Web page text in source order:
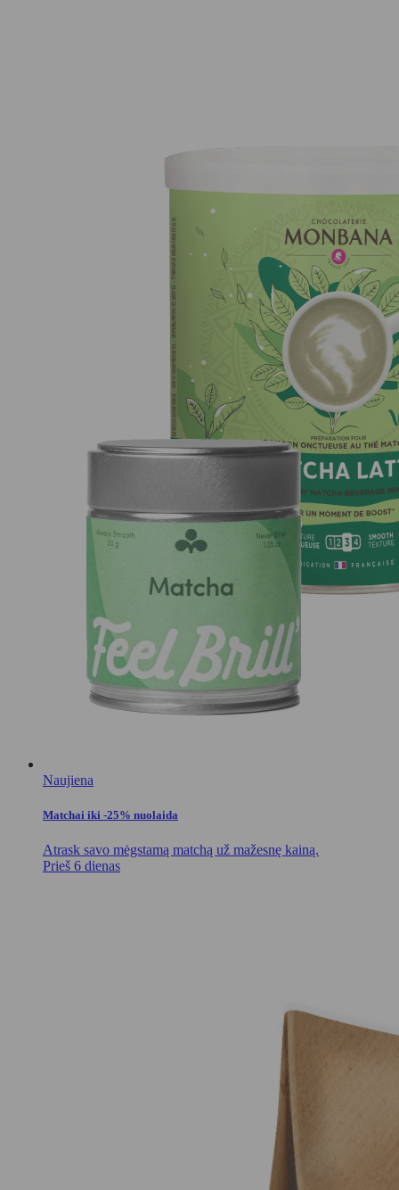
Naujiena
Matchai iki -25% nuolaida
Atrask savo mėgstamą matchą už mažesnę kainą.
Prieš 6 dienas